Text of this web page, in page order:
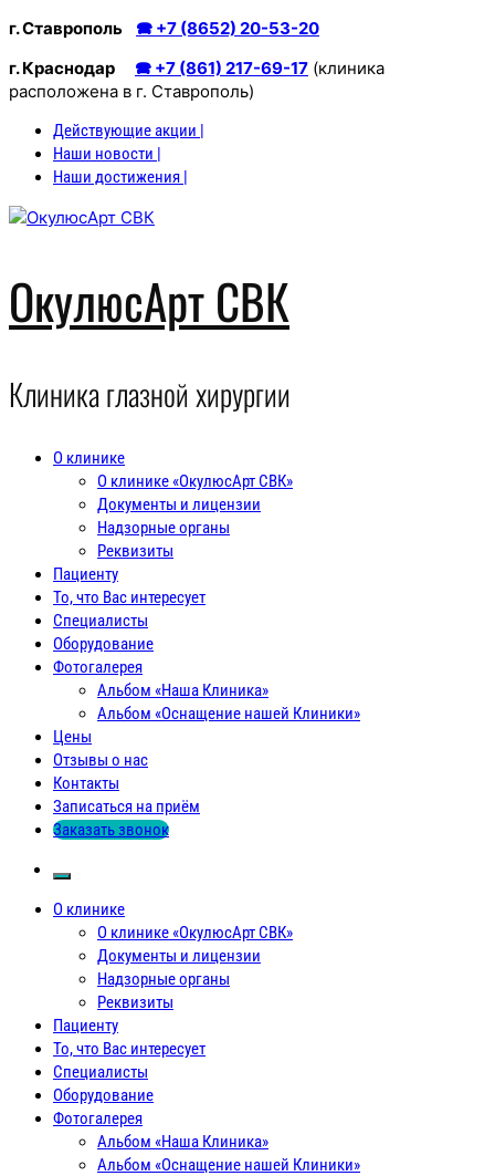
Перейти
содержимому
г. Ставрополь 🕿 +7 (8652) 20-53-20
г. Краснодар 🕿 +7 (861) 217-69-17 (клиника
расположена в г. Ставрополь)
Действующие акции |
Наши новости |
Наши достижения |
ОкулюсАрт СВК
Клиника глазной хирургии
О клинике
О клинике «ОкулюсАрт СВК»
Документы и лицензии
Надзорные органы
Реквизиты
Пациенту
То, что Вас интересует
Специалисты
Оборудование
Фотогалерея
Альбом «Наша Клиника»
Альбом «Оснащение нашей Клиники»
Цены
Отзывы о нас
Контакты
Записаться на приём
Заказать звонок
О клинике
О клинике «ОкулюсАрт СВК»
Документы и лицензии
Надзорные органы
Реквизиты
Пациенту
То, что Вас интересует
Специалисты
Оборудование
Фотогалерея
Альбом «Наша Клиника»
Альбом «Оснащение нашей Клиники»